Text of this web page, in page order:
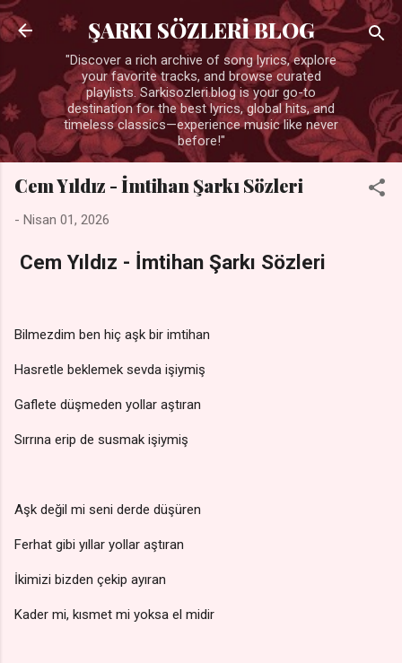
Ana içeriğe atla
ŞARKI SÖZLERİ BLOG
"Discover a rich archive of song lyrics, explore
your favorite tracks, and browse curated
playlists. Sarkisozleri.blog is your go-to
destination for the best lyrics, global hits, and
timeless classics—experience music like never
before!"
Cem Yıldız - İmtihan Şarkı Sözleri
- Nisan 01, 2026
Cem Yıldız - İmtihan Şarkı Sözleri
Bilmezdim ben hiç aşk bir imtihan
Hasretle beklemek sevda işiymiş
Gaflete düşmeden yollar aştıran
Sırrına erip de susmak işiymiş
Aşk değil mi seni derde düşüren
Ferhat gibi yıllar yollar aştıran
İkimizi bizden çekip ayıran
Kader mi, kısmet mi yoksa el midir